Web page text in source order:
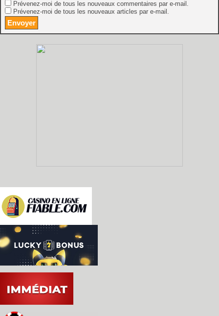
Prévenez-moi de tous les nouveaux commentaires par e-mail.
Prévenez-moi de tous les nouveaux articles par e-mail.